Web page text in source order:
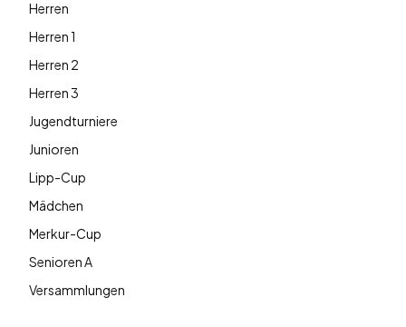
Herren
Herren 1
Herren 2
Herren 3
Jugendturniere
Junioren
Lipp-Cup
Mädchen
Merkur-Cup
Senioren A
Versammlungen